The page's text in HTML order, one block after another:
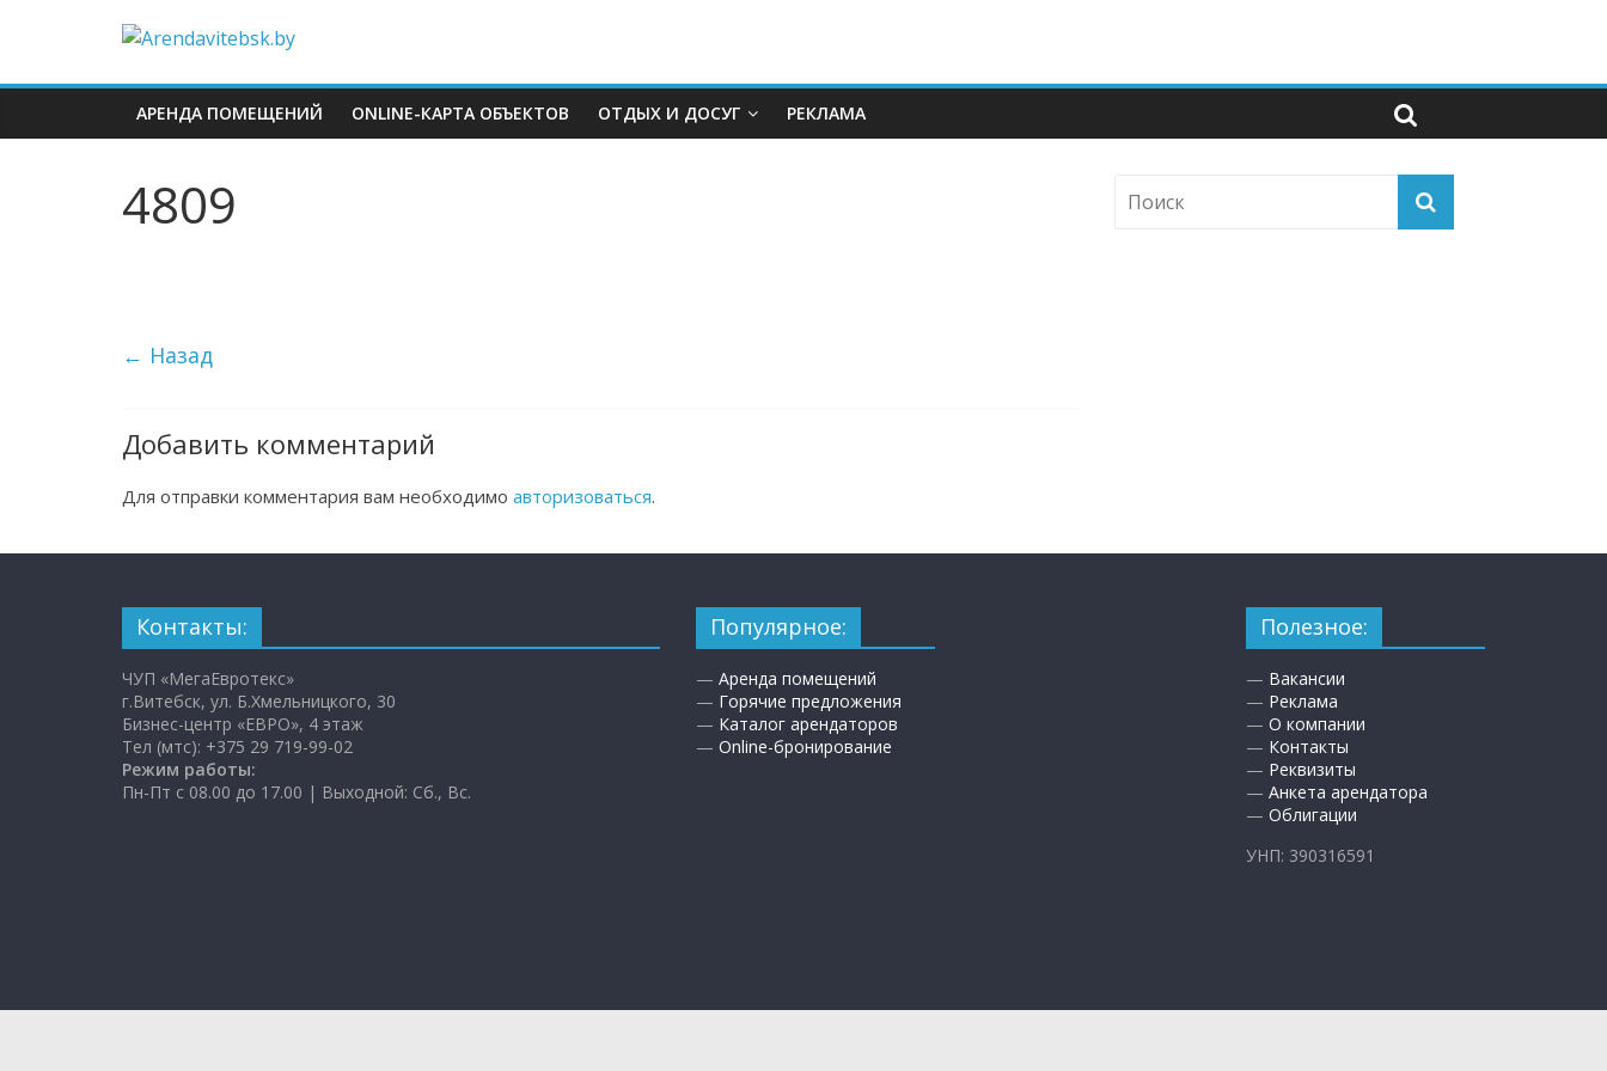
АРЕНДА ПОМЕЩЕНИЙ ONLINE-КАРТА ОБЪЕКТОВ ОТДЫХ И ДОСУГ РЕКЛАМА
4809
← Назад
Добавить комментарий
Для отправки комментария вам необходимо авторизоваться.
Контакты:
ЧУП «МегаЕвротекс»
г.Витебск, ул. Б.Хмельницкого, 30
Бизнес-центр «ЕВРО», 4 этаж
Тел (мтс): +375 29 719-99-02
Режим работы:
Пн-Пт с 08.00 до 17.00 | Выходной: Сб., Вс.
Популярное:
— Аренда помещений
— Горячие предложения
— Каталог арендаторов
— Online-бронирование
Полезное:
— Вакансии
— Реклама
— О компании
— Контакты
— Реквизиты
— Анкета арендатора
— Облигации
УНП: 390316591